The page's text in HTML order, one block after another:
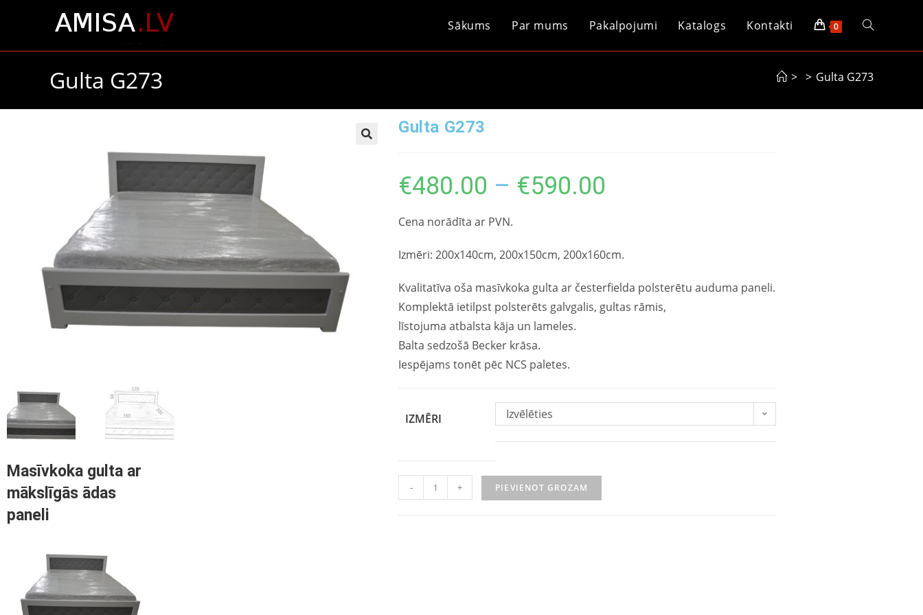
Sākums Par mums Pakalpojumi Katalogs Kontakti 0
Gulta G273 > > Gulta G273
Masīvkoka gulta ar
mākslīgās ādas
paneli
Gulta G273
€480.00 – €590.00
Cena norādīta ar PVN.
Izmēri: 200x140cm, 200x150cm, 200x160cm.
Kvalitatīva oša masīvkoka gulta ar česterfielda polsterētu auduma paneli.
Komplektā ietilpst polsterēts galvgalis, gultas rāmis,
līstojuma atbalsta kāja un lameles.
Balta sedzošā Becker krāsa.
Iespējams tonēt pēc NCS paletes.
IZMĒRI Izvēlēties
- + PIEVIENOT GROZAM